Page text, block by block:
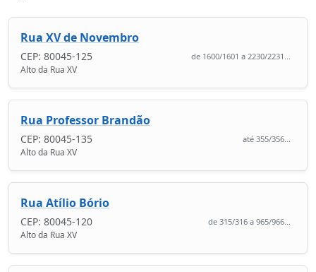
Rua XV de Novembro
CEP: 80045-125 de 1600/1601 a 2230/2231...
Alto da Rua XV
Rua Professor Brandão
CEP: 80045-135 até 355/356...
Alto da Rua XV
Rua Atílio Bório
CEP: 80045-120 de 315/316 a 965/966...
Alto da Rua XV